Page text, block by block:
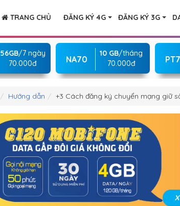
TRANG CHỦ ĐĂNG KÝ 4G ĐĂNG KÝ 3G
56GB/7 ngày
70.000đ
NA70
10 GB/tháng
70.000đ
Hướng dẫn +3 Cách đăng ký chuyển mạng giữ